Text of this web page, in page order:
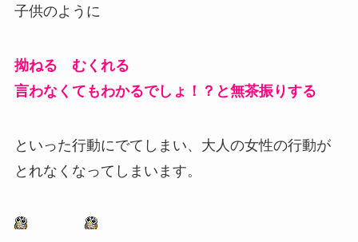
子供のように
拗ねる むくれる
言わなくてもわかるでしょ！？と無茶振りする
といった行動にでてしまい、大人の女性の行動が
とれなくなってしまいます。